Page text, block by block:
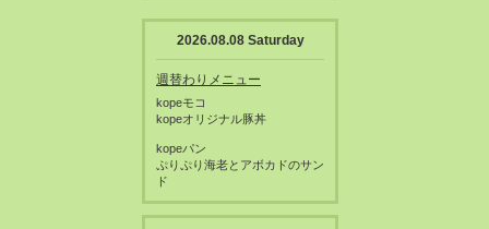
2026.08.08 Saturday
週替わりメニュー
kopeモコ
kopeオリジナル豚丼
kopeパン
ぷりぷり海老とアボカドのサン
ド